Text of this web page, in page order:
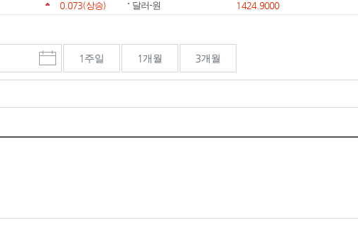
0.073(상승) 달러-원 1424.9000
종
료
1주일 1개월 3개월